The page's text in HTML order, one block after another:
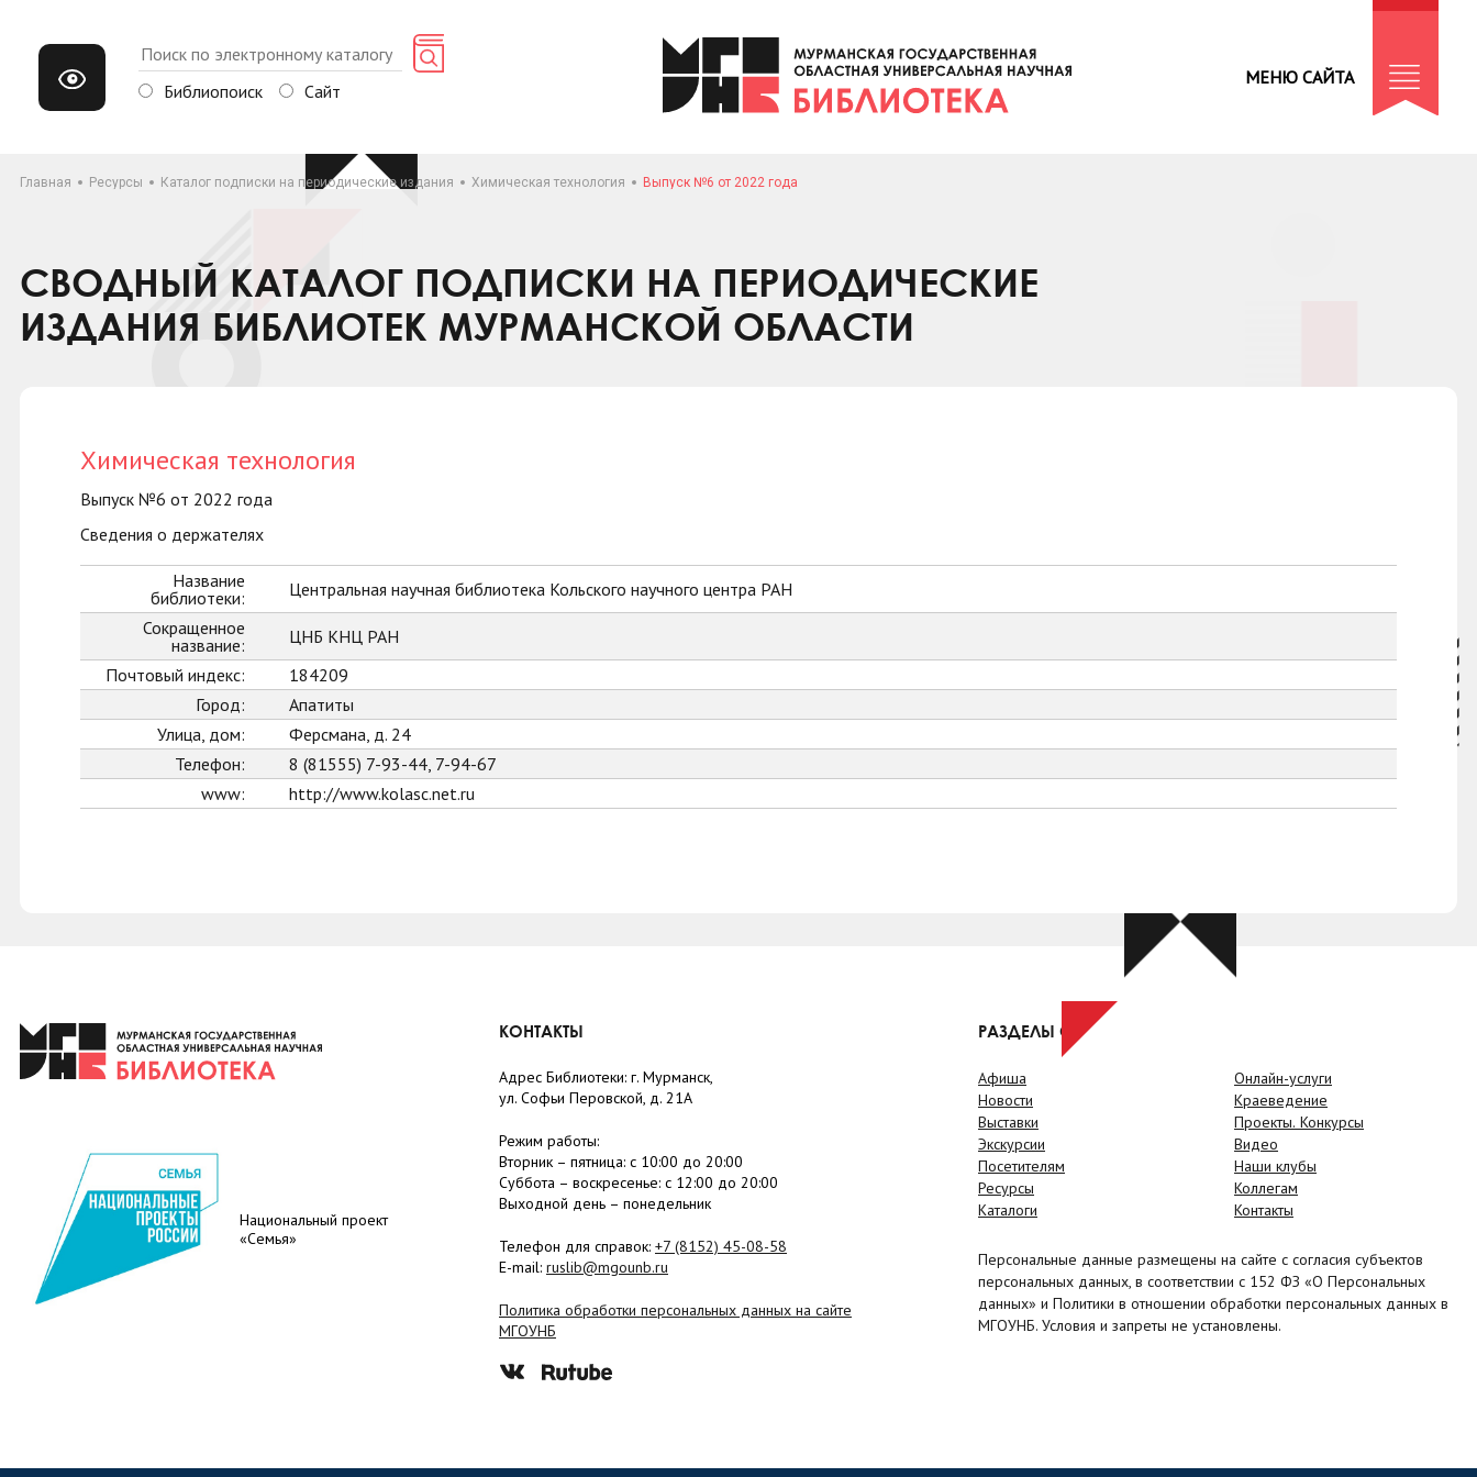
Библиопоиск Сайт
МЕНЮ САЙТА
Главная Ресурсы Каталог подписки на периодические издания Химическая технология Выпуск №6 от 2022 года
СВОДНЫЙ КАТАЛОГ ПОДПИСКИ НА ПЕРИОДИЧЕСКИЕ
ИЗДАНИЯ БИБЛИОТЕК МУРМАНСКОЙ ОБЛАСТИ
Химическая технология
Выпуск №6 от 2022 года
Сведения о держателях
Название
библиотеки:
Центральная научная библиотека Кольского научного центра РАН
Сокращенное
название:
ЦНБ КНЦ РАН
Почтовый индекс:
184209
Город:
Апатиты
Улица, дом:
Ферсмана, д. 24
Телефон:
8 (81555) 7-93-44, 7-94-67
www:
http://www.kolasc.net.ru
Национальный проект
«Семья»
КОНТАКТЫ
Адрес Библиотеки: г. Мурманск,
ул. Софьи Перовской, д. 21А
Режим работы:
Вторник – пятница: с 10:00 до 20:00
Суббота – воскресенье: c 12:00 до 20:00
Выходной день – понедельник
Телефон для справок: +7 (8152) 45-08-58
E-mail: ruslib@mgounb.ru
Политика обработки персональных данных на сайте
МГОУНБ
РАЗДЕЛЫ САЙТА
Афиша
Новости
Выставки
Экскурсии
Посетителям
Ресурсы
Каталоги
Онлайн-услуги
Краеведение
Проекты. Конкурсы
Видео
Наши клубы
Коллегам
Контакты
Персональные данные размещены на сайте с согласия субъектов
персональных данных, в соответствии с 152 ФЗ «О Персональных
данных» и Политики в отношении обработки персональных данных в
МГОУНБ. Условия и запреты не установлены.